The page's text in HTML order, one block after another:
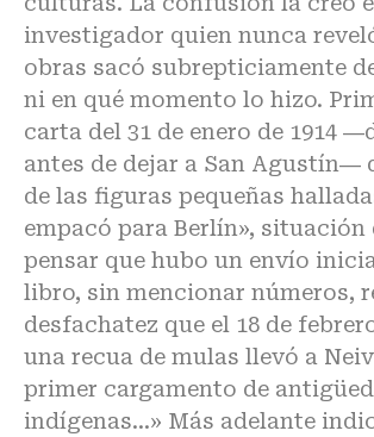
investigador quien nunca
obras sacó subrepticiamente
ni en qué momento lo hizo.
carta del 31 de enero de 1914
antes de dejar a San Agustín―
de las figuras pequeñas
empacó para Berlín», situación
pensar que hubo un envío
libro, sin mencionar números,
desfachatez que el 18 de
una recua de mulas llevó a
primer cargamento de
indígenas…» Más adelante